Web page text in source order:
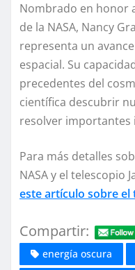
Nombrado en honor
de la NASA, Nancy
representa un
espacial. Su
precedentes del
científica descubrir
resolver importantes
Para más detalles
NASA y el telescopio
este artículo sobre el
Compartir:
energía oscura